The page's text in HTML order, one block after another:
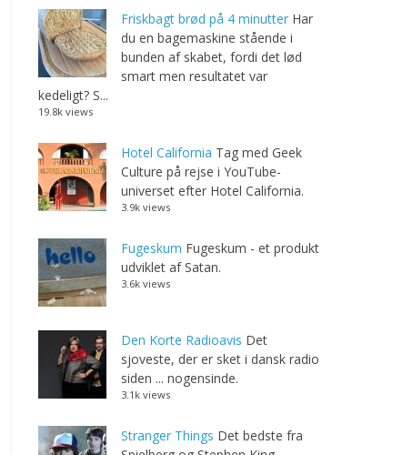
Friskbagt brød på 4 minutter Har
du en bagemaskine stående i
bunden af skabet, fordi det lød
smart men resultatet var
kedeligt? S...
19.8k views
Hotel California Tag med Geek
Culture på rejse i YouTube-
universet efter Hotel California.
3.9k views
Fugeskum Fugeskum - et produkt
udviklet af Satan.
3.6k views
Den Korte Radioavis Det
sjoveste, der er sket i dansk radio
siden ... nogensinde.
3.1k views
Stranger Things Det bedste fra